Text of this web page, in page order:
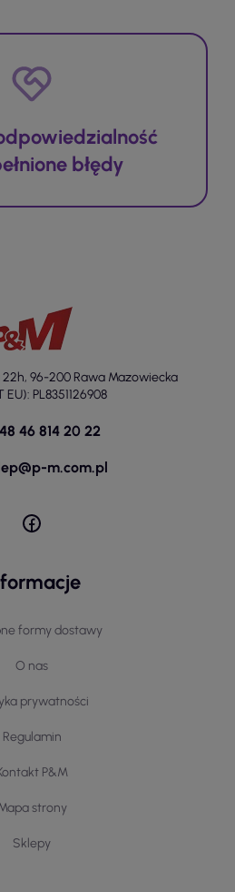
błędy
22h, 96-200 Rawa Mazowiecka
EU): PL8351126908
46 814 20 22
m.com.pl
formy dostawy
O nas
prywatności
Regulamin
P&M
strony
Sklepy